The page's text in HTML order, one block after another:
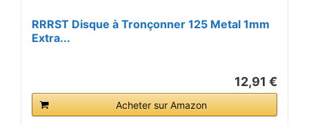
RRRST Disque à Tronçonner 125 Metal 1mm
Extra...
12,91 €
Acheter sur Amazon